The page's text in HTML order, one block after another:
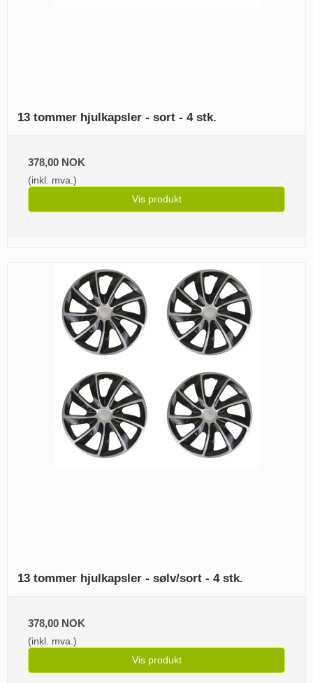
13 tommer hjulkapsler - sort - 4 stk.
378,00 NOK
(inkl. mva.)
Vis produkt
13 tommer hjulkapsler - sølv/sort - 4 stk.
378,00 NOK
(inkl. mva.)
Vis produkt